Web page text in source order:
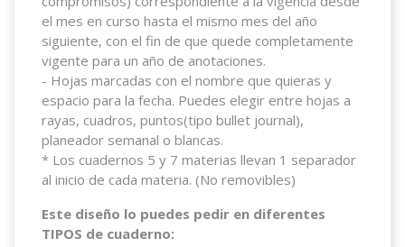
el mes en curso hasta el mismo mes del año
siguiente, con el fin de que quede completamente
vigente para un año de anotaciones.
- Hojas marcadas con el nombre que quieras y
espacio para la fecha. Puedes elegir entre hojas a
rayas, cuadros, puntos(tipo bullet journal),
planeador semanal o blancas.
* Los cuadernos 5 y 7 materias llevan 1 separador
al inicio de cada materia. (No removibles)
Este diseño lo puedes pedir en diferentes
TIPOS de cuaderno: